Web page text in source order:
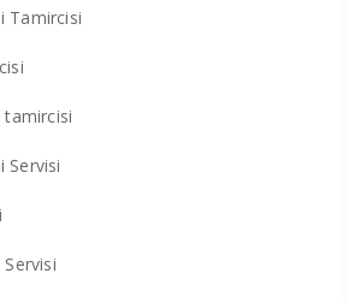
Tamircisi
tamircisi
Servisi